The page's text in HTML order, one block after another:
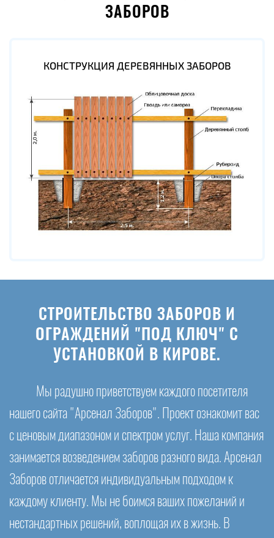
ЗАБОРОВ
КОНСТРУКЦИЯ ДЕРЕВЯННЫХ ЗАБОРОВ
СТРОИТЕЛЬСТВО ЗАБОРОВ И
ОГРАЖДЕНИЙ "ПОД КЛЮЧ" С
УСТАНОВКОЙ В КИРОВЕ.
Мы радушно приветствуем каждого посетителя
нашего сайта "Арсенал Заборов". Проект ознакомит вас
с ценовым диапазоном и спектром услуг. Наша компания
занимается возведением заборов разного вида. Арсенал
Заборов отличается индивидуальным подходом к
каждому клиенту. Мы не боимся ваших пожеланий и
нестандартных решений, воплощая их в жизнь. В